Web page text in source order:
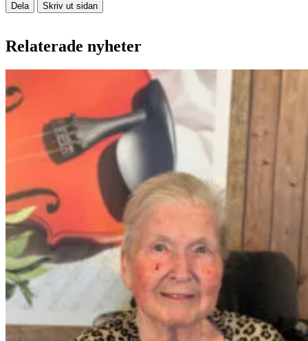
Dela Skriv ut sidan
Relaterade nyheter